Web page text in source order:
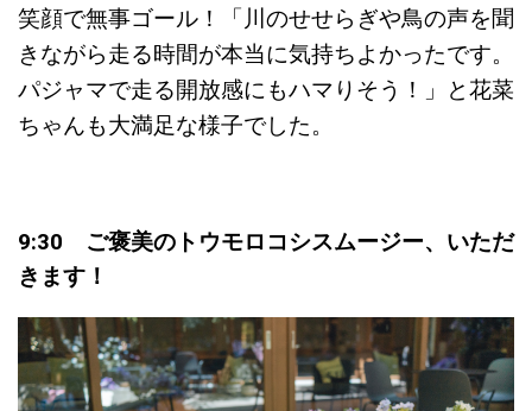
笑顔で無事ゴール！「川のせせらぎや鳥の声を聞
きながら走る時間が本当に気持ちよかったです。
パジャマで走る開放感にもハマりそう！」と花菜
ちゃんも大満足な様子でした。
9:30 ご褒美のトウモロコシスムージー、いただ
きます！